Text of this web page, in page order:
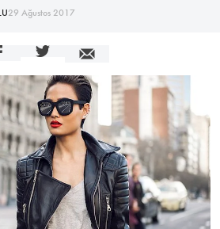
29 Ağustos 2017